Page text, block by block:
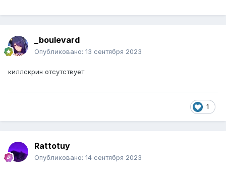
_boulevard
Опубликовано: 13 сентября 2023
киллскрин отсутствует
1
Rattotuy
Опубликовано: 14 сентября 2023